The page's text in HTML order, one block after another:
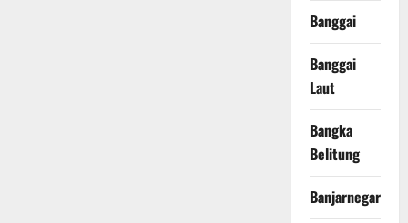
Banggai
Banggai
Laut
Bangka
Belitung
Banjarnegara